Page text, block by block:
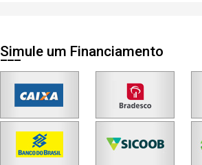
Simule um Financiamento